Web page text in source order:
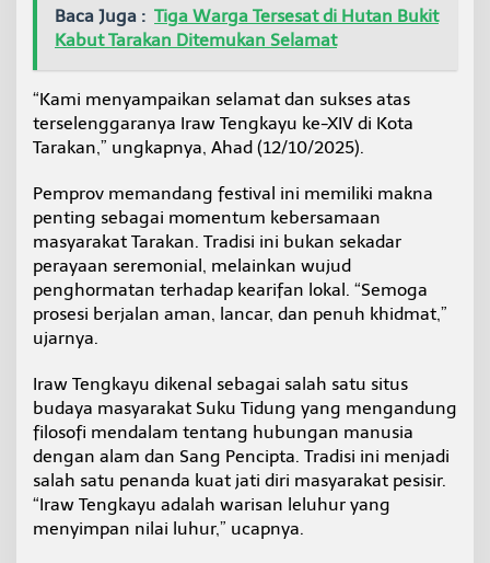
a
n
g
n
e
W
i
s
a
t
a
Baca Juga : Tiga Warga Tersesat di Hutan Bukit
Kabut Tarakan Ditemukan Selamat
“Kami menyampaikan selamat dan sukses atas
terselenggaranya Iraw Tengkayu ke-XIV di Kota
Tarakan,” ungkapnya, Ahad (12/10/2025).
Pemprov memandang festival ini memiliki makna
penting sebagai momentum kebersamaan
masyarakat Tarakan. Tradisi ini bukan sekadar
perayaan seremonial, melainkan wujud
penghormatan terhadap kearifan lokal. “Semoga
prosesi berjalan aman, lancar, dan penuh khidmat,”
ujarnya.
Iraw Tengkayu dikenal sebagai salah satu situs
budaya masyarakat Suku Tidung yang mengandung
filosofi mendalam tentang hubungan manusia
dengan alam dan Sang Pencipta. Tradisi ini menjadi
salah satu penanda kuat jati diri masyarakat pesisir.
“Iraw Tengkayu adalah warisan leluhur yang
menyimpan nilai luhur,” ucapnya.